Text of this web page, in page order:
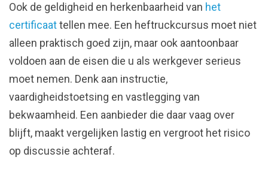
Ook de geldigheid en herkenbaarheid van het
certificaattellen mee. Een heftruckcursus moet niet
alleen praktisch goed zijn, maar ook aantoonbaar
voldoen aan de eisen die u als werkgever serieus
moet nemen. Denk aan instructie,
vaardigheidstoetsing en vastlegging van
bekwaamheid. Een aanbieder die daar vaag over
blijft, maakt vergelijken lastig en vergroot het risico
op discussie achteraf.